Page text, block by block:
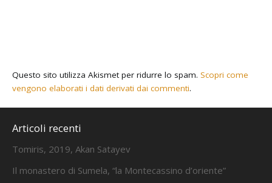
Questo sito utilizza Akismet per ridurre lo spam. Scopri come
vengono elaborati i dati derivati dai commenti.
Articoli recenti
Tomiris, 2019, Akan Satayev
Il monastero di Sumela, “la Montecassino d’oriente”